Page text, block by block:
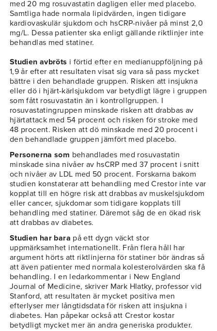
med 20 mg rosuvastatin dagligen eller med placebo.
Samtliga hade normala lipidvärden, ingen tidigare
kardiovaskulär sjukdom och hsCRP-nivåer på minst 2,0
mg/L. Dessa patienter ska enligt gällande riktlinjer inte
behandlas med statiner.
Studien avbröts i förtid efter en medianuppföljning på
1,9 år efter att resultaten visat sig vara så pass mycket
bättre i den behandlade gruppen. Risken att insjukna
eller dö i hjärt-kärlsjukdom var betydligt lägre i gruppen
som fått rosuvastatin än i kontrollgruppen. I
rosuvastatingruppen minskade risken att drabbas av
hjärtattack med 54 procent och risken för stroke med
48 procent. Risken att dö minskade med 20 procent i
den behandlade gruppen jämfört med placebo.
Personerna som behandlades med rosuvastatin
minskade sina nivåer av hsCRP med 37 procent i snitt
och nivåer av LDL med 50 procent. Forskarna bakom
studien konstaterar att behandling med Crestor inte var
kopplat till en högre risk att drabbas av muskelsjukdom
eller cancer, sjukdomar som tidigare kopplats till
behandling med statiner. Däremot såg de en ökad risk
att drabbas av diabetes.
Studien har bara på ett dygn väckt stor
uppmärksamhet internationellt. Från flera håll har
argument hörts att riktlinjerna för statiner bör ändras så
att även patienter med normala kolesterolvärden ska få
behandling. I en ledarkommentar i New England
Journal of Medicine, skriver Mark Hlatky, professor vid
Stanford, att resultaten är mycket positiva men
efterlyser mer långtidsdata för risken att insjukna i
diabetes. Han påpekar också att Crestor kostar
betydligt mycket mer än andra generiska produkter.